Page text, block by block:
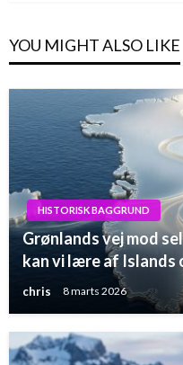
YOU MIGHT ALSO LIKE
HISTORISK BAGGRUND
Grønlands vej mod
kan vi lære af Islands
chris 8 marts 2026